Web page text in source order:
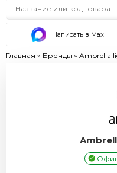
Написать в Max
Главная » Бренды » Ambrella